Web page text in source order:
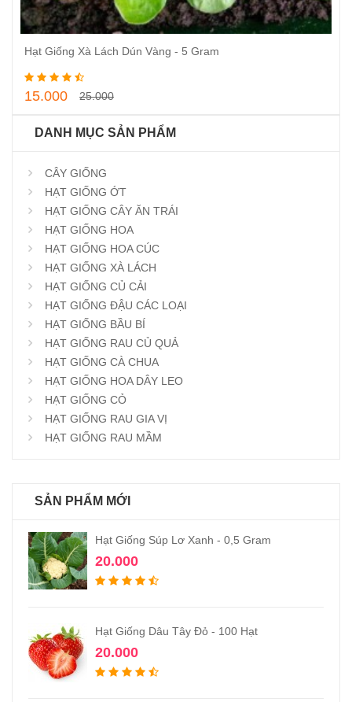
Thêm vào giỏ hàng
Hạt Giống Xà Lách Dún Vàng - 5 Gram
15.000 25.000
DANH MỤC SẢN PHẨM
CÂY GIỐNG
HẠT GIỐNG ỚT
HẠT GIỐNG CÂY ĂN TRÁI
HẠT GIỐNG HOA
HẠT GIỐNG HOA CÚC
HẠT GIỐNG XÀ LÁCH
HẠT GIỐNG CỦ CẢI
HẠT GIỐNG ĐẬU CÁC LOẠI
HẠT GIỐNG BẦU BÍ
HẠT GIỐNG RAU CỦ QUẢ
HẠT GIỐNG CÀ CHUA
HẠT GIỐNG HOA DÂY LEO
HẠT GIỐNG CỎ
HẠT GIỐNG RAU GIA VỊ
HẠT GIỐNG RAU MẦM
SẢN PHẨM MỚI
Hạt Giống Súp Lơ Xanh - 0,5 Gram
20.000
Hạt Giống Dâu Tây Đỏ - 100 Hạt
20.000